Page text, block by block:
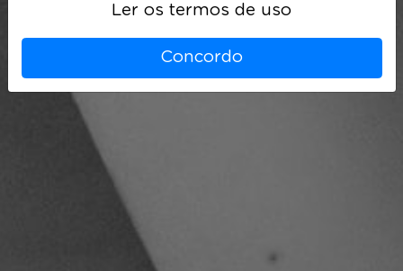
Ler os termos de uso
Concordo